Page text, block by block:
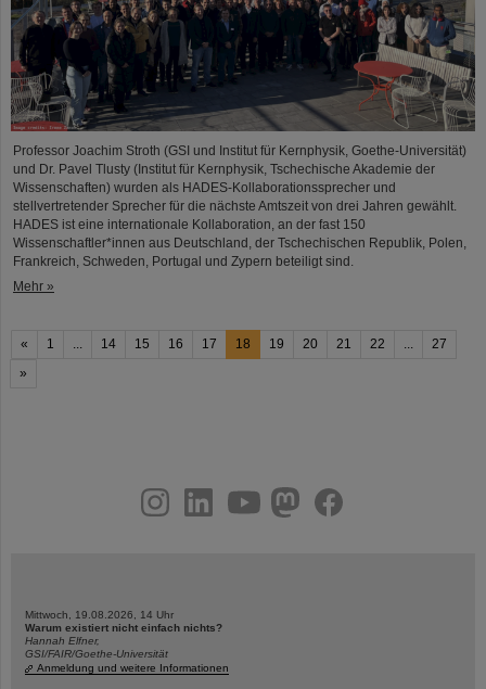
Professor Joachim Stroth (GSI und Institut für Kernphysik, Goethe-Universität)
und Dr. Pavel Tlusty (Institut für Kernphysik, Tschechische Akademie der
Wissenschaften) wurden als HADES-Kollaborationssprecher und
stellvertretender Sprecher für die nächste Amtszeit von drei Jahren gewählt.
HADES ist eine internationale Kollaboration, an der fast 150
Wissenschaftler*innen aus Deutschland, der Tschechischen Republik, Polen,
Frankreich, Schweden, Portugal und Zypern beteiligt sind.
Mehr »
« 1 ... 14 15 16 17 18 19 20 21 22 ...
27
»
youtubehelmholtz.socialfacebook
Mittwoch, 19.08.2026, 14 Uhr
Warum existiert nicht einfach nichts?
Hannah Elfner,
GSI/FAIR/Goethe-Universität
Anmeldung und weitere Informationen